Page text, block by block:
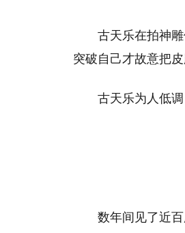
古天乐在拍神
突破自己才故意把皮
古天乐为人低
数年间见了近